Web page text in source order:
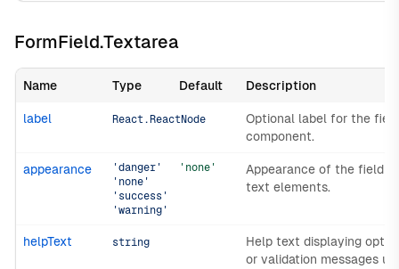
FormField.Textarea
Name Type Default Description
label React.ReactNode
Optional label for the field
component.
appearance
'danger'
'none'
'success'
'warning'
'none'
Appearance of the field
text elements.
helpText string
Help text displaying
or validation messages